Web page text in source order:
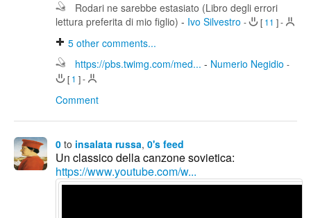
Rodari ne sarebbe estasiato (Libro degli errori
lettura preferita di mio figlio) - Ivo Silvestro - [ 11 ]-
5 other comments...
https://pbs.twimg.com/med... - Numerio Negidio -
[ 1 ]-
Comment
0 to insalata russa, 0's feed
Un classico della canzone sovietica:
https://www.youtube.com/w...